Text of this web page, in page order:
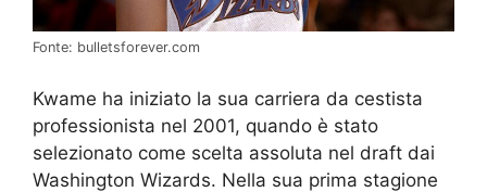
Fonte: bulletsforever.com
Kwame ha iniziato la sua carriera da cestista
professionista nel 2001, quando è stato
selezionato come scelta assoluta nel draft dai
Washington Wizards. Nella sua prima stagione